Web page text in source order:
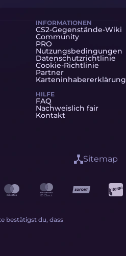
INFORMATIONEN
CS2-Gegenstände-Wiki
Community
PRO
Nutzungsbedingungen
Datenschutzrichtlinie
Cookie-Richtlinie
Partner
Karteninhabererklärung
HILFE
FAQ
Nachweislich fair
Kontakt
bestätigst du, dass
Sitemap